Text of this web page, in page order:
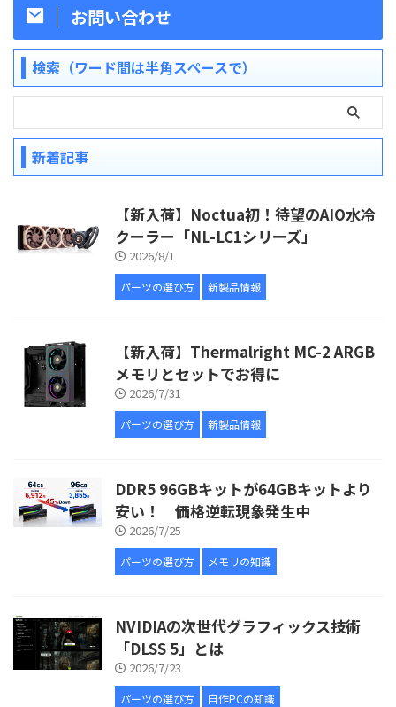
お問い合わせ
検索（ワード間は半角スペースで）
新着記事
【新入荷】Noctua初！待望のAIO水冷
クーラー「NL-LC1シリーズ」
2026/8/1
パーツの選び方 新製品情報
【新入荷】Thermalright MC-2 ARGB
メモリとセットでお得に
2026/7/31
パーツの選び方 新製品情報
DDR5 96GBキットが64GBキットより
安い！ 価格逆転現象発生中
2026/7/25
パーツの選び方 メモリの知識
NVIDIAの次世代グラフィックス技術
「DLSS 5」とは
2026/7/23
パーツの選び方 自作PCの知識